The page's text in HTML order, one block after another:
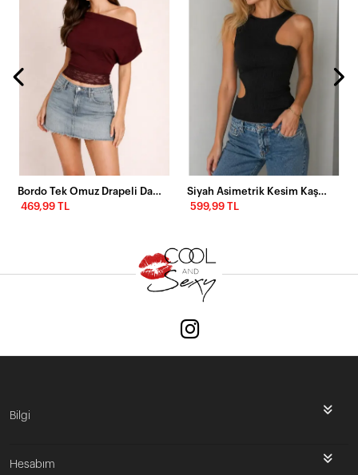
Bordo Tek Omuz Drapeli Dantel Detaylı Kadın Bluz
469,99 TL
Siyah Asimetrik Kesim Kaşkorse Bluz – Cut Out Detaylı Modern Atlet
599,99 TL
Bilgi
Hesabım